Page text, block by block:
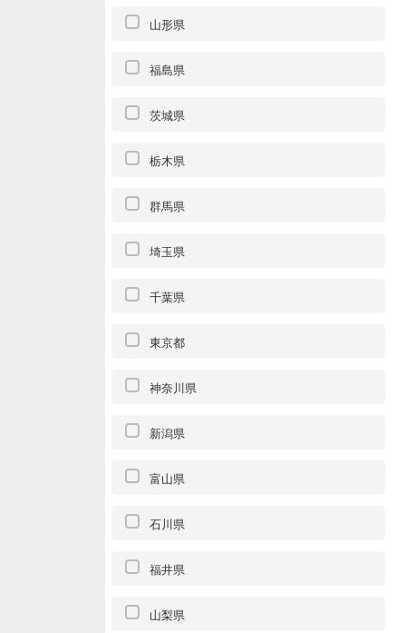
山形県
福島県
茨城県
栃木県
群馬県
埼玉県
千葉県
東京都
神奈川県
新潟県
富山県
石川県
福井県
山梨県